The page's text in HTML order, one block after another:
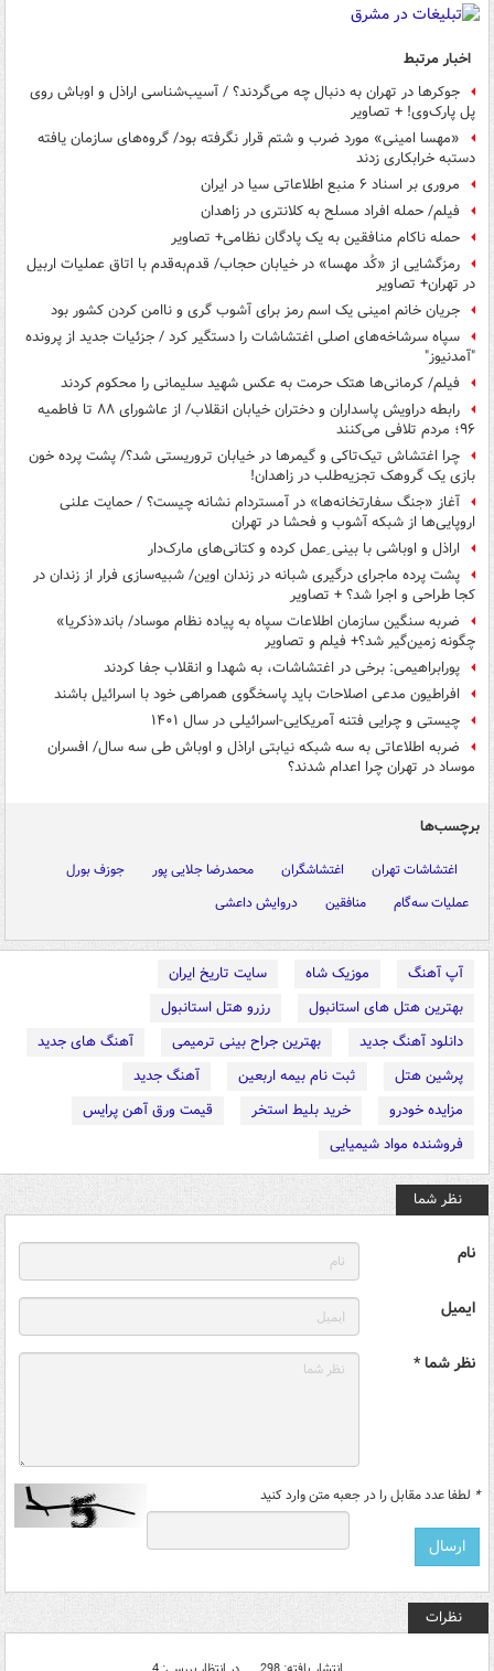
اخبار مرتبط
جوکرها در تهران به دنبال چه می‌گردند؟ / آسیب‌شناسی اراذل‌ و اوباش روی
پل پارک‌وی! + تصاویر
«مهسا امینی» مورد ضرب و شتم قرار نگرفته بود/ گروه‌های سازمان یافته‌
دست‎به خرابکاری زدند
مروری بر اسناد ۶ منبع اطلاعاتی سیا در ایران
فیلم/ حمله افراد مسلح به کلانتری در زاهدان
حمله ناکام منافقین به یک پادگان نظامی+ تصاویر
رمزگشایی از «کُد مهسا» در خیابان حجاب/ قدم‌به‌قدم با اتاق عملیات اربیل
در تهران+ تصاویر
جریان خانم امینی یک اسم رمز برای آشوب گری و ناامن کردن کشور بود
سپاه ‌سرشاخه‌های اصلی ‌اغتشاشات را دستگیر کرد / جزئیات جدید از پرونده
"آمدنیوز"
فیلم/ کرمانی‌ها هتک حرمت به عکس شهید سلیمانی را محکوم کردند
رابطه دراویش پاسداران و دختران خیابان انقلاب/ از عاشورای ۸۸ تا فاطمیه
۹۶؛ مردم تلافی می‌کنند
چرا اغتشاش تیک‌تاکی و گیمرها در خیابان تروریستی شد؟/ پشت پرده خون
بازی یک گروهک تجزیه‌طلب در زاهدان!
آغاز «جنگ سفارتخانه‌ها» در آمستردام نشانه چیست؟ / حمایت علنی
اروپایی‌ها از شبکه آشوب و فحشا در تهران
اراذل‌ و اوباشی با بینی ِعمل کرده و کتانی‌های مارک‌دار
پشت پرده ماجرای درگیری شبانه در زندان اوین/ شبیه‌سازی فرار از زندان در
کجا طراحی و اجرا شد؟ + تصاویر
ضربه سنگین سازمان اطلاعات سپاه به پیاده نظام موساد/ باند«ذکریا»
چگونه زمین‌گیر شد؟+ فیلم و تصاویر
پورابراهیمی: برخی در اغتشاشات، به شهدا و انقلاب جفا کردند
افراطیون مدعی اصلاحات باید پاسخگوی همراهی خود با اسرائیل باشند
چیستی و چرایی فتنه آمریکایی-اسرائیلی در سال ۱۴۰۱
ضربه اطلاعاتی به سه شبکه نیابتی اراذل‌ و اوباش طی سه سال/ افسران
موساد در تهران چرا اعدام شدند؟
برچسب‌ها
اغتشاشات تهران اغتشاشگران محمدرضا جلایی پور
جوزف بورل
عملیات سه‌گام
منافقین دروایش داعشی
آپ آهنگ موزیک شاه
سایت تاریخ ایران
بهترین هتل های استانبول
رزرو هتل استانبول
دانلود آهنگ جدید
بهترین جراح بینی ترمیمی
آهنگ های جدید
پرشین هتل
ثبت نام بیمه اربعین
آهنگ جدید
مزایده خودرو
خرید بلیط استخر
قیمت ورق آهن پرایس
فروشنده مواد شیمیایی
نظر شما
نام
ایمیل
نظر شما *
* لطفا عدد مقابل را در جعبه متن وارد کنید
نظرات